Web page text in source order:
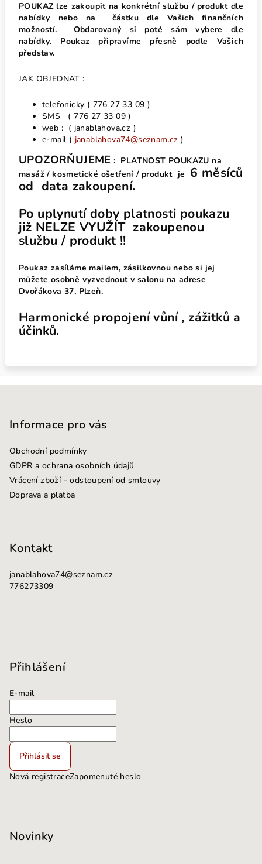
POUKAZ lze zakoupit na konkrétní službu / produkt dle
nabídky nebo na částku dle Vašich finančních
možností.
Obdarovaný si poté
sám vybere dle
nabídky. Poukaz připravíme přesně podle Vašich
představ.
JAK OBJEDNAT :
telefonicky ( 776 27 33 09 )
SMS ( 776 27 33 09 )
web : ( janablahova.cz )
e-mail ( janablahova74@seznam.cz)
UPOZORŇUJEME : PLATNOST POUKAZU na
masáž / kosmetické ošetření / produkt je 6 měsíců
od data zakoupení.
Po uplynutí doby platnosti poukazu
již NELZE VYUŽÍT zakoupenou
službu / produkt !!
Poukaz zasíláme mailem, zásilkovnou nebo si jej
můžete osobně vyzvednout v salonu na adrese
Dvořákova 37, Plzeň.
Harmonické propojení vůní , zážitků a
účinků.
Informace pro vás
Obchodní podmínky
GDPR a ochrana osobních údajů
Vrácení zboží - odstoupení od smlouvy
Doprava a platba
Kontakt
janablahova74@seznam.cz
776273309
Přihlášení
E-mail
Heslo
Přihlásit se
Nová registraceZapomenuté heslo
Novinky